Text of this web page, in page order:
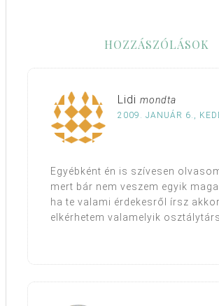
HOZZÁSZÓLÁSOK
Lidi mondta
2009. JANUÁR 6.,
Egyébként én is szívesen
mert bár nem veszem egyik
ha te valami érdekesről írsz akkor
elkérhetem valamelyik